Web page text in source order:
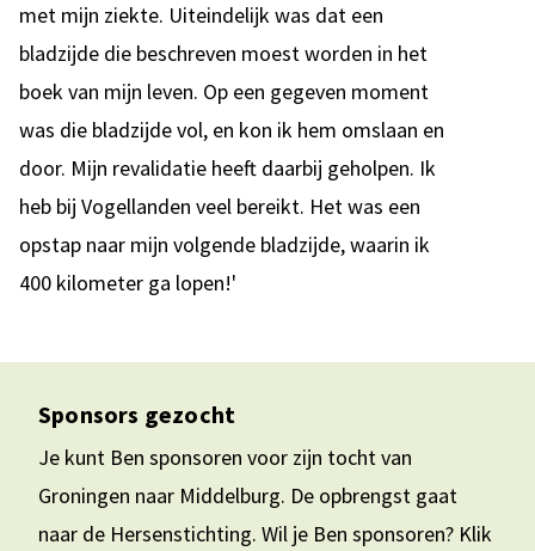
met mijn ziekte. Uiteindelijk was dat een
bladzijde die beschreven moest worden in het
boek van mijn leven. Op een gegeven moment
was die bladzijde vol, en kon ik hem omslaan en
door. Mijn revalidatie heeft daarbij geholpen. Ik
heb bij Vogellanden veel bereikt. Het was een
opstap naar mijn volgende bladzijde, waarin ik
400 kilometer ga lopen!'
Sponsors gezocht
Je kunt Ben sponsoren voor zijn tocht van
Groningen naar Middelburg. De opbrengst gaat
naar de Hersenstichting. Wil je Ben sponsoren? Klik